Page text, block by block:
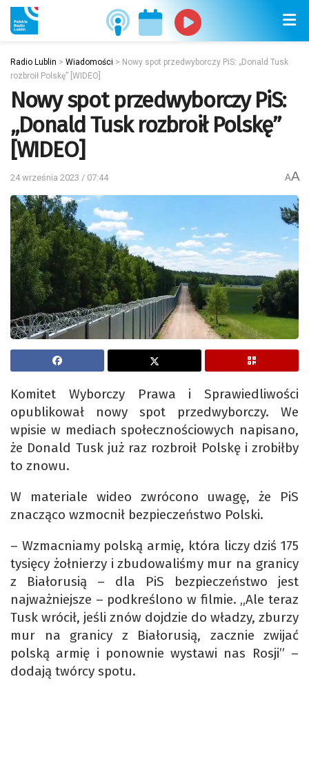
Radio Lublin > Wiadomości > Nowy spot przedwyborczy PiS: „Donald Tusk
rozbroił Polskę” [WIDEO]
Nowy spot przedwyborczy PiS:
„Donald Tusk rozbroił Polskę”
[WIDEO]
24 września 2023 / 07:44 AA
Komitet Wyborczy Prawa i Sprawiedliwości
opublikował nowy spot przedwyborczy. We
wpisie w mediach społecznościowych napisano,
że Donald Tusk już raz rozbroił Polskę i zrobiłby
to znowu.
W materiale wideo zwrócono uwagę, że PiS
znacząco wzmocnił bezpieczeństwo Polski.
– Wzmacniamy polską armię, która liczy dziś 175
tysięcy żołnierzy i zbudowaliśmy mur na granicy
z Białorusią – dla PiS bezpieczeństwo jest
najważniejsze – podkreślono w filmie. „Ale teraz
Tusk wrócił, jeśli znów dojdzie do władzy, zburzy
mur na granicy z Białorusią, zacznie zwijać
polską armię i ponownie wystawi nas Rosji” –
dodają twórcy spotu.